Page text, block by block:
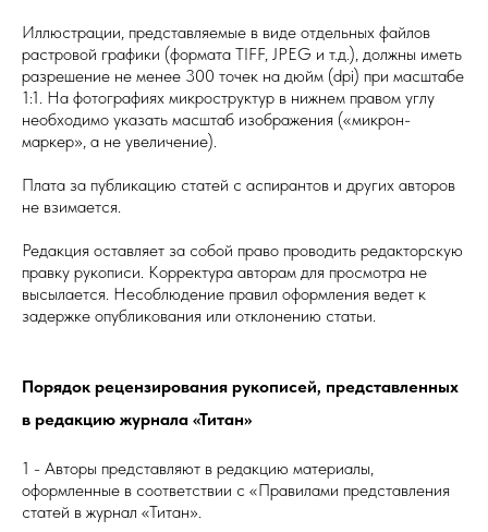
Иллюстрации, представляемые в виде отдельных файлов
растровой графики (формата TIFF, JPEG и т.д.), должны иметь
разрешение не менее 300 точек на дюйм (dpi) при масштабе
1:1. На фотографиях микроструктур в нижнем правом углу
необходимо указать масштаб изображения («микрон-
маркер», а не увеличение).
Плата за публикацию статей с аспирантов и других авторов
не взимается.
Редакция оставляет за собой право проводить редакторскую
правку рукописи. Корректура авторам для просмотра не
высылается. Несоблюдение правил оформления ведет к
задержке опубликования или отклонению статьи.
Порядок рецензирования рукописей, представленных
в редакцию журнала «Титан»
1 - Авторы представляют в редакцию материалы,
оформленные в соответствии с «Правилами представления
статей в журнал «Титан».